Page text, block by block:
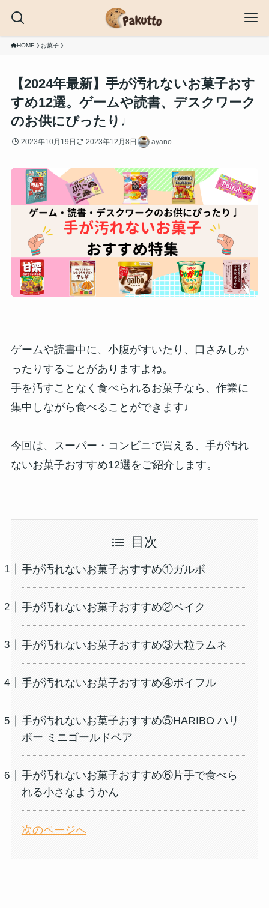
HOME お菓子
【2024年最新】手が汚れないお菓子おす
すめ12選。ゲームや読書、デスクワーク
のお供にぴったり♩
2023年10月19日 2023年12月8日 ayano
ゲームや読書中に、小腹がすいたり、口さみしか
ったりすることがありますよね。
手を汚すことなく食べられるお菓子なら、作業に
集中しながら食べることができます♩
今回は、スーパー・コンビニで買える、手が汚れ
ないお菓子おすすめ12選をご紹介します。
目次
手が汚れないお菓子おすすめ①ガルボ
手が汚れないお菓子おすすめ②ベイク
手が汚れないお菓子おすすめ③大粒ラムネ
手が汚れないお菓子おすすめ④ポイフル
手が汚れないお菓子おすすめ⑤HARIBO ハリ
ボー ミニゴールドベア
手が汚れないお菓子おすすめ⑥片手で食べら
れる小さなようかん
次のページへ